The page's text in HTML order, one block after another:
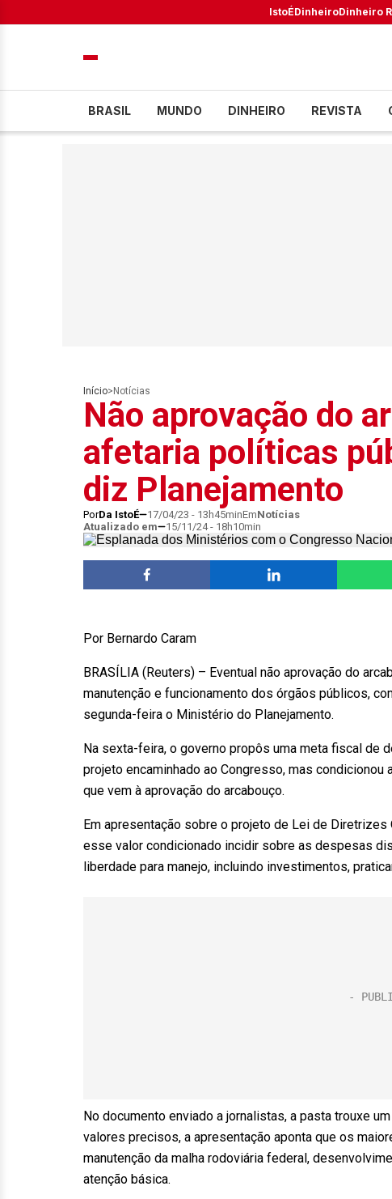
IstoÉDinheiroDinheiro
BRASIL MUNDO DINHEIRO REVISTA
Início> Notícias
Não aprovação do
afetaria políticas
diz Planejamento
PorDa IstoÉ 17/04/23 - 13h45minEmNotícias
Atualizado em
15/11/24 - 18h10min
Por Bernardo Caram
BRASÍLIA (Reuters) – Eventual não aprovação do
manutenção e funcionamento dos órgãos públicos,
segunda-feira o Ministério do Planejamento.
Na sexta-feira, o governo propôs uma meta fiscal de
projeto encaminhado ao Congresso, mas
que vem à aprovação do arcabouço.
Em apresentação sobre o projeto de Lei de
esse valor condicionado incidir sobre as despesas
liberdade para manejo, incluindo investimentos,
No documento enviado a jornalistas, a pasta trouxe
valores precisos, a apresentação aponta que os
manutenção da malha rodoviária federal,
atenção básica.